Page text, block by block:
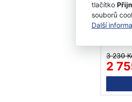
tlačítko
souborů
Další
3 230
2